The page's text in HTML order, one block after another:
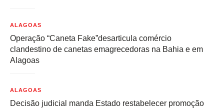
ALAGOAS
Operação “Caneta Fake”desarticula comércio
clandestino de canetas emagrecedoras na Bahia e em
Alagoas
ALAGOAS
Decisão judicial manda Estado restabelecer promoção